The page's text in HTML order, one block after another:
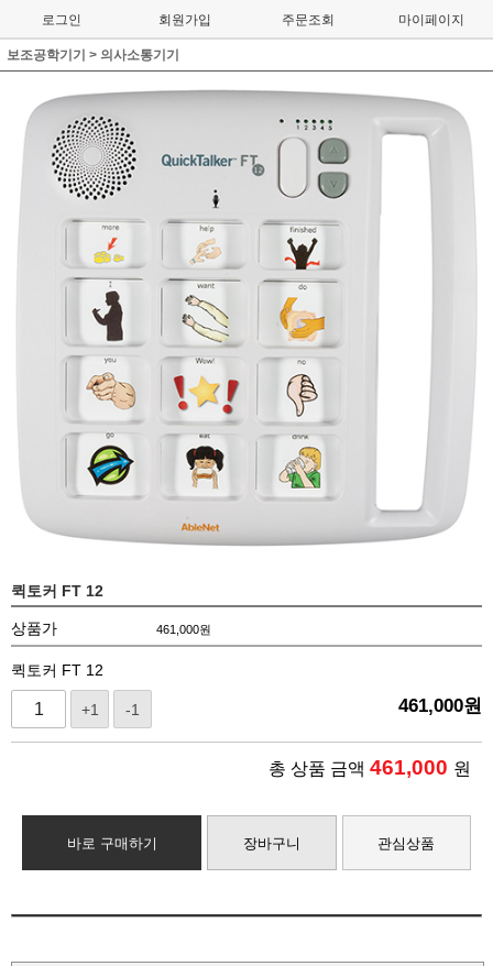
로그인 회원가입 주문조회 마이페이지
보조공학기기 > 의사소통기기
퀵토커 FT 12
상품가 461,000원
퀵토커 FT 12
+1 -1 461,000원
총 상품 금액 461,000 원
바로 구매하기 장바구니 관심상품